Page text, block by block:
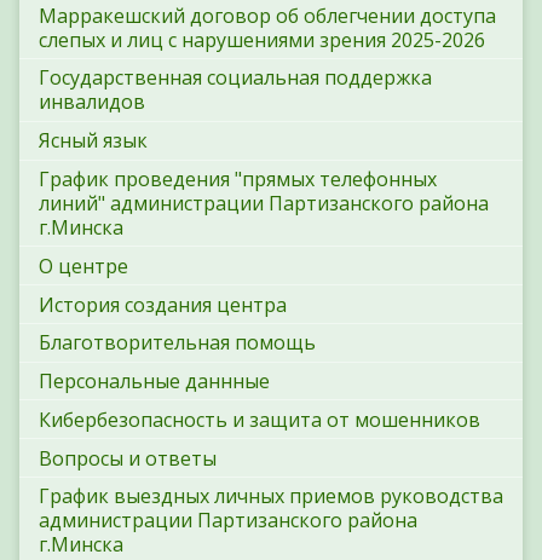
Марракешский договор об облегчении доступа
слепых и лиц с нарушениями зрения 2025-2026
Государственная социальная поддержка
инвалидов
Ясный язык
График проведения "прямых телефонных
линий" администрации Партизанского района
г.Минска
О центре
История создания центра
Благотворительная помощь
Персональные даннные
Кибербезопасность и защита от мошенников
Вопросы и ответы
График выездных личных приемов руководства
администрации Партизанского района
г.Минска